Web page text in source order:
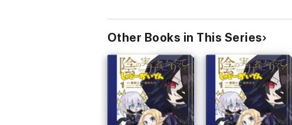
Other Books in This Series